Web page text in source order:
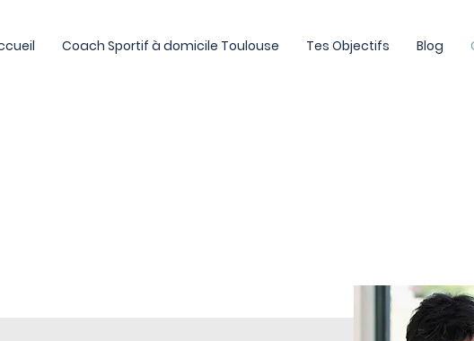
Coach Sportif à domicile Toulouse Tes Objectifs Blog